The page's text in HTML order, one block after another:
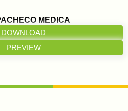
MEDICA
DOWNLOAD
PREVIEW